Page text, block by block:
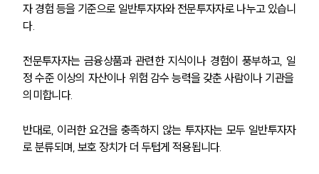
자 경험 등을 기준으로 일반투자자와 전문투자자로 나누고 있습니
다.
전문투자자는 금융상품과 관련한 지식이나 경험이 풍부하고, 일
정 수준 이상의 자산이나 위험 감수 능력을 갖춘 사람이나 기관을
의미합니다.
반대로, 이러한 요건을 충족하지 않는 투자자는 모두 일반투자자
로 분류되며, 보호 장치가 더 두텁게 적용됩니다.